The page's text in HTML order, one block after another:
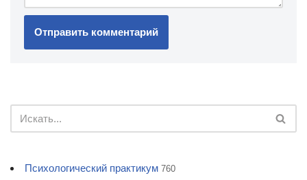
Психологический практикум 760